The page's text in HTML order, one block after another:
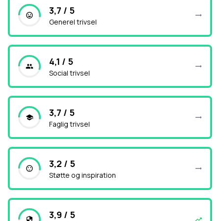
3,7 / 5
Generel trivsel
4,1 / 5
Social trivsel
3,7 / 5
Faglig trivsel
3,2 / 5
Støtte og inspiration
3,9 / 5